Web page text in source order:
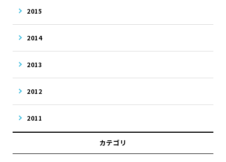
2015
2014
2013
2012
2011
カテゴリ